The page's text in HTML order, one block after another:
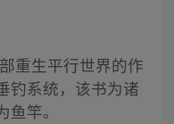
重生平行世界的作
钓系统，该书为诸
竿。